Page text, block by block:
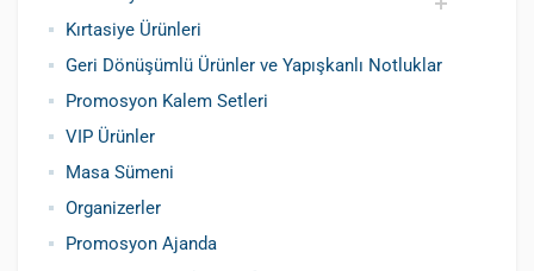
Promosyon Metal Kalem
Promosyon Roller Kalem
Promosyon Dokunmatik Kalem
Promosyon Plastik Kalem
Geri Dönüşümlü ve Tohumlu Kalemler
Promosyon Fosforlu Kalem
Kursun Kalemler
Kırtasiye Ürünleri
Geri Dönüşümlü Ürünler ve Yapışkanlı Notluklar
Promosyon Kalem Setleri
VIP Ürünler
Masa Sümeni
Organizerler
Promosyon Ajanda